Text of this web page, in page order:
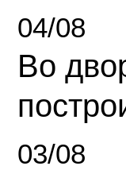
04/08
Во
03/08